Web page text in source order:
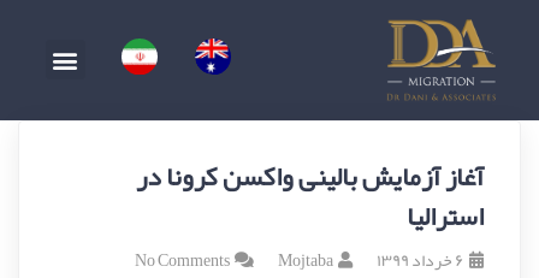
آغاز آزمایش بالینی واکسن کرونا در
استرالیا
۶ خرداد ۱۳۹۹ Mojtaba
No Comments